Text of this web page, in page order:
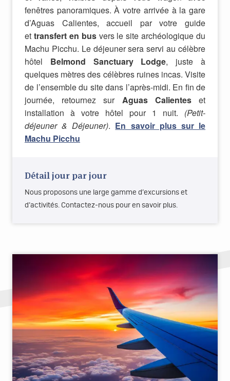
fenêtres panoramiques. À votre arrivée à la gare
d’Aguas Calientes, accueil par votre guide
et transfert en busvers le site archéologique du
Machu Picchu. Le déjeuner sera servi au célèbre
hôtel Belmond Sanctuary Lodge, juste à
quelques mètres des célèbres ruines incas. Visite
de l’ensemble du site dans l’après-midi. En fin de
journée, retournez sur Aguas Calienteset
installation à votre hôtel pour 1 nuit. (Petit-
déjeuner & Déjeuner). En savoir plus sur le
Machu Picchu
Détail jour par jour
Nous proposons une large gamme d’excursions et
d’activités. Contactez-nous pour en savoir plus.